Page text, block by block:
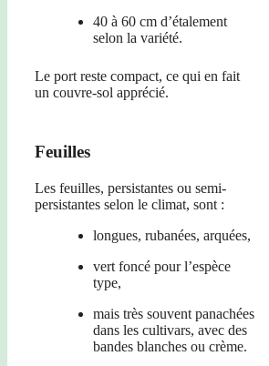
40 à 60 cm d’étalement
selon la variété.
Le port reste compact, ce qui en fait
un couvre-sol apprécié.
Feuilles
Les feuilles, persistantes ou semi-
persistantes selon le climat, sont :
longues, rubanées, arquées,
vert foncé pour l’espèce
type,
mais très souvent panachées
dans les cultivars, avec des
bandes blanches ou crème.